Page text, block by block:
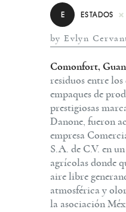
E ESTADOS
by Evlyn
Comonfort,
residuos entre los
empaques de
prestigiosas
Danone, fueron
empresa
S.A. de C.V. en
agrícolas donde
aire libre
atmosférica y
la asociación